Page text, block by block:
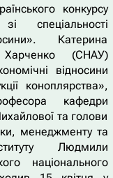
конкурсу
спеціальності
Катерина
(СНАУ)
відносини
коноплярства»,
кафедри
та голови
менеджменту та
Людмили
національного